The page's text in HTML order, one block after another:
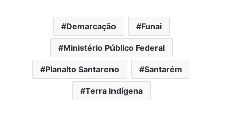
Demarcação Funai
Ministério Público Federal
Planalto Santareno Santarém
Terra indígena